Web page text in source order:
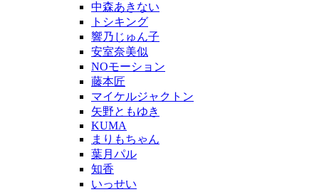
中森あきない
トシキング
響乃じゅん子
安室奈美似
NOモーション
藤本匠
マイケルジャクトン
矢野ともゆき
KUMA
まりもちゃん
葉月パル
知香
いっせい